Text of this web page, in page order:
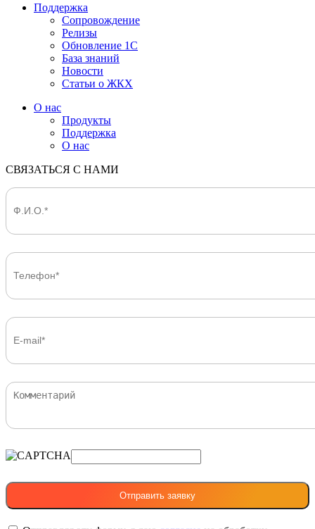
Поддержка
Сопровождение
Релизы
Обновление 1С
База знаний
Новости
Статьи о ЖКХ
О нас
Продукты
Поддержка
О нас
СВЯЗАТЬСЯ С НАМИ